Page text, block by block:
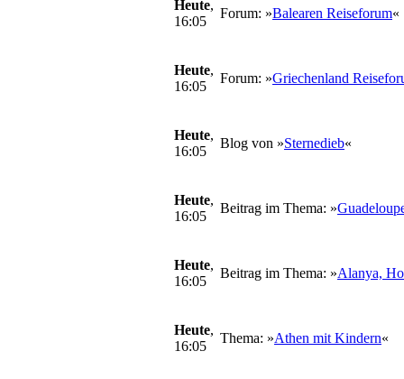
Heute,
16:05
Forum: »Balearen Reiseforum«
Heute,
16:05
Forum: »Griechenland
Heute,
16:05
Blog von »Sternedieb«
Heute,
16:05
Beitrag im Thema: »
Heute,
16:05
Beitrag im Thema: »Alanya,
Heute,
16:05
Thema: »Athen mit Kindern«